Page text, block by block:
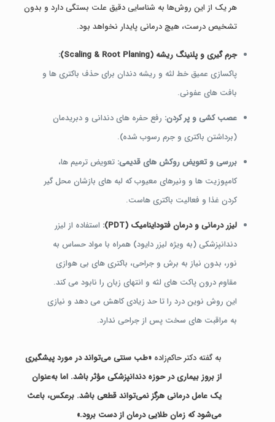
هر یک از این روش‌ها به شناسایی دقیق علت بستگی دارد و بدون
تشخیص درست، هیچ درمانی پایدار نخواهد بود.
جرم گیری و پلنینگ ریشه (Scaling & Root Planing)
:
پاکسازی عمیق خط لثه و ریشه دندان برای حذف باکتری ها و
بافت های عفونی.
عصب کشی و پر کردن: رفع حفره های دندانی و دبریدمان
(برداشتن باکتری و جرم رسوب شده).
بررسی و تعویض روکش های قدیمی: تعویض ترمیم ها،
کامپوزیت ها و ونیرهای معیوب که لبه های بازشان محل گیر
کردن غذا و فعالیت باکتری هاست.
لیزر درمانی و درمان فتوداینامیک (PDT)
: استفاده از لیزر
دندانپزشکی (به ویژه لیزر دایود) همراه با مواد حساس به
نور، بدون نیاز به برش و جراحی، باکتری های بی هوازی
مقاوم درون پاکت های لثه و انتهای زبان را نابود می کند.
این روش نوین درد را تا حد زیادی کاهش می دهد و نیازی
به مراقبت های سخت پس از جراحی ندارد.
به گفته دکتر حاکم‌زاده «طب سنتی می‌تواند در مورد پیشگیری
از بروز بیماری در حوزه دندانپزشکی مؤثر باشد. اما به‌عنوان
یک عامل درمانی هرگز نمی‌تواند قطعی باشد. برعکس، باعث
می‌شود که زمان طلایی درمان از دست برود.»